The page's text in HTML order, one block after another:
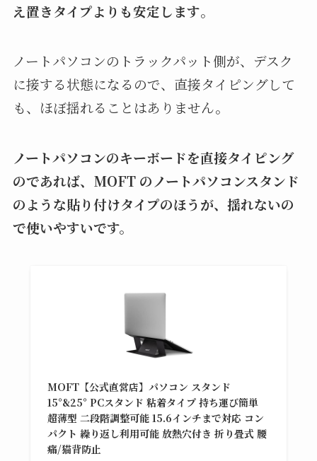
え置きタイプよりも安定します。
ノートパソコンのトラックパット側が、デスク
に接する状態になるので、直接タイピングして
も、ほぼ揺れることはありません。
ノートパソコンのキーボードを直接タイピング
のであれば、MOFT のノートパソコンスタンド
のような貼り付けタイプのほうが、揺れないの
で使いやすいです。
MOFT【公式直営店】パソコン スタンド
15°&25° PCスタンド 粘着タイプ 持ち運び簡単
超薄型 二段階調整可能 15.6インチまで対応 コン
パクト 繰り返し利用可能 放熱穴付き 折り畳式 腰
痛/猫背防止